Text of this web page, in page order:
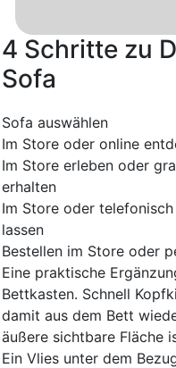
4 Schritte zu
Sofa
Sofa auswählen
Im Store oder online
Im Store erleben oder
erhalten
Im Store oder
lassen
Bestellen im Store oder
Eine praktische
Bettkasten. Schnell
damit aus dem Bett
äußere sichtbare Fläche
Ein Vlies unter dem